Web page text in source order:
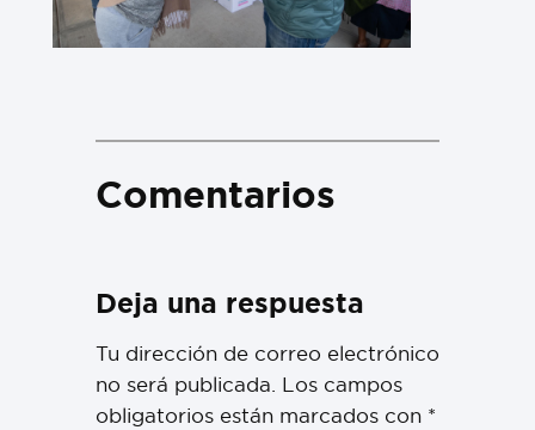
Comentarios
Deja una respuesta
Tu dirección de correo electrónico
no será publicada. Los campos
obligatorios están marcados con *